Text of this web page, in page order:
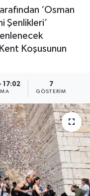
‘Osman
Şenlikleri’
Koşusunun
17:02 7
GÖSTERIM